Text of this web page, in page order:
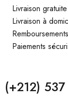
Livraison
Livraison à
Remboursements
Paiements
(+212)